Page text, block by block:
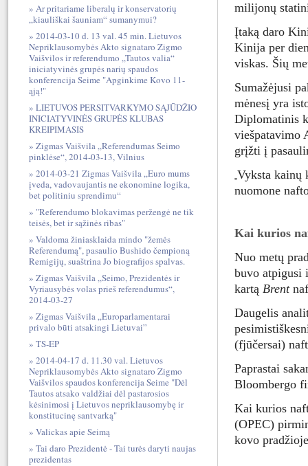
milijonų
Įtaką daro
Kinija per
viskas. Šių
Sumažėjusi
mėnesį yra
Diplomatinis
viešpatavimo
grįžti į
„Vyksta kainų
nuomone
Kai kurios
Nuo metų
buvo
kartąBrent
Daugelis
(fjūčersai)
Paprastai
Bloombergo
Kai kurios
(OPEC)
kovo
Ar pritariame liberalų ir konservatorių
„kiauliškai šauniam“ sumanymui?
2014-03-10 d. 13 val. 45 min. Lietuvos
Nepriklausomybės Akto signataro Zigmo
Vaišvilos ir referendumo „Tautos valia“
iniciatyvinės grupės narių spaudos
konferencija Seime "Apginkime Kovo 11-
ąją!"
LIETUVOS PERSITVARKYMO SĄJŪDŽIO
INICIATYVINĖS GRUPĖS KLUBAS
KREIPIMASIS
Zigmas Vaišvila „Referendumas Seimo
pinklėse“, 2014-03-13, Vilnius
2014-03-21 Zigmas Vaišvila „Euro mums
įveda, vadovaujantis ne ekonomine logika,
bet politiniu sprendimu“
"Referendumo blokavimas peržengė ne tik
teisės, bet ir sąžinės ribas"
Valdoma žiniasklaida mindo "žemės
Referendumą", pasaulio Bushido čempioną
Remigijų, suaštrina Jo biografijos spalvas.
Zigmas Vaišvila „Seimo, Prezidentės ir
Vyriausybės volas prieš referendumus“,
2014-03-27
Zigmas Vaišvila „Europarlamentarai
privalo būti atsakingi Lietuvai”
TS-EP
2014-04-17 d. 11.30 val. Lietuvos
Nepriklausomybės Akto signataro Zigmo
Vaišvilos spaudos konferencija Seime "Dėl
Tautos atsako valdžiai dėl pastarosios
kėsinimosi į Lietuvos nepriklausomybę ir
konstitucinę santvarką"
Valickas apie Seimą
Tai daro Prezidentė - Tai turės daryti naujas
prezidentas